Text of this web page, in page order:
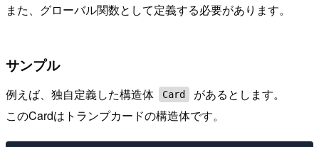
また、グローバル関数として定義する必要があります。
サンプル
例えば、独自定義した構造体 Card
があるとします。
このCardはトランプカードの構造体です。